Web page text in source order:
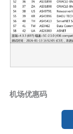
机场优惠码